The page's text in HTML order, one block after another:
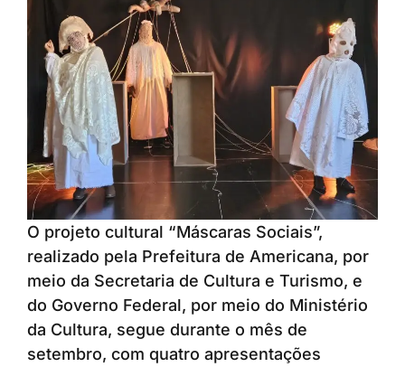
O projeto cultural “Máscaras Sociais”,
realizado pela Prefeitura de Americana, por
meio da Secretaria de Cultura e Turismo, e
do Governo Federal, por meio do Ministério
da Cultura, segue durante o mês de
setembro, com quatro apresentações